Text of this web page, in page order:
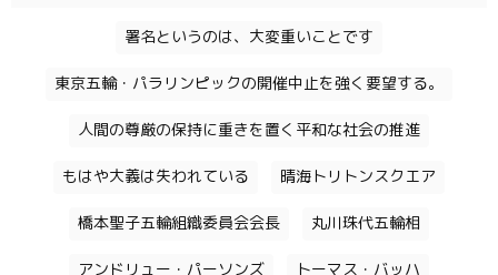
署名というのは、大変重いことです
東京五輪・パラリンピックの開催中止を強く要望する。
人間の尊厳の保持に重きを置く平和な社会の推進
もはや大義は失われている 晴海トリトンスクエア
橋本聖子五輪組織委員会会長 丸川珠代五輪相
アンドリュー・パーソンズ トーマス・バッハ